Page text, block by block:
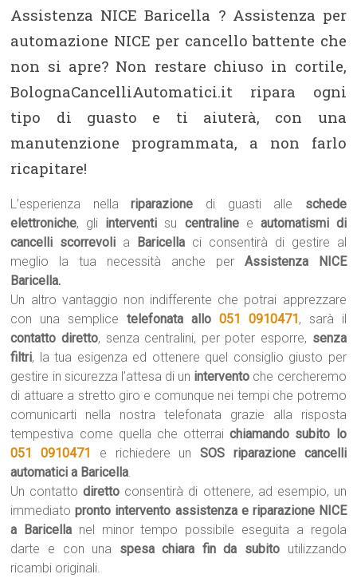
Assistenza NICE Baricella ? Assistenza per
automazione NICE per cancello battente che
non si apre? Non restare chiuso in cortile,
BolognaCancelliAutomatici.it ripara ogni
tipo di guasto e ti aiuterà, con una
manutenzione programmata, a non farlo
ricapitare!
L’esperienza nellariparazione di guasti alle schede
elettroniche, gli interventi su centralinee automatismi di
cancelli scorrevoli a Baricella ci consentirà di gestire al
meglio la tua necessità anche per Assistenza NICE
Baricella.
Un altro vantaggio non indifferente che potrai apprezzare
con una semplicetelefonata allo 051 0910471, sarà il
contatto diretto, senza centralini, per poter esporre, senza
filtri, la tua esigenza ed ottenere quel consiglio giusto per
gestire in sicurezza l’attesa di un intervento che cercheremo
di attuare a stretto giro e comunque nei tempi che potremo
comunicarti nella nostra telefonata grazie alla risposta
tempestiva come quella che otterraichiamando subito lo
051 0910471
e richiedere unSOS riparazione cancelli
automatici a Baricella.
Un contattodiretto consentirà di ottenere, ad esempio, un
immediatopronto intervento assistenza e riparazione NICE
a Baricella nel minor tempo possibile eseguita a regola
darte e con una spesa chiara fin da subito utilizzando
ricambi originali.